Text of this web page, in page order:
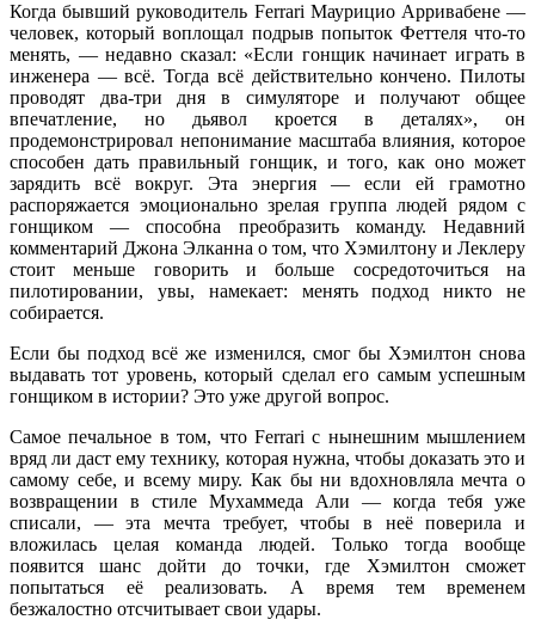
Когда бывший руководитель Ferrari Маурицио Арривабене —
человек, который воплощал подрыв попыток Феттеля что-то
менять, — недавно сказал: «Если гонщик начинает играть в
инженера — всё. Тогда всё действительно кончено. Пилоты
проводят два-три дня в симуляторе и получают общее
впечатление, но дьявол кроется в деталях», он
продемонстрировал непонимание масштаба влияния, которое
способен дать правильный гонщик, и того, как оно может
зарядить всё вокруг. Эта энергия — если ей грамотно
распоряжается эмоционально зрелая группа людей рядом с
гонщиком — способна преобразить команду. Недавний
комментарий Джона Элканна о том, что Хэмилтону и Леклеру
стоит меньше говорить и больше сосредоточиться на
пилотировании, увы, намекает: менять подход никто не
собирается.
Если бы подход всё же изменился, смог бы Хэмилтон снова
выдавать тот уровень, который сделал его самым успешным
гонщиком в истории? Это уже другой вопрос.
Самое печальное в том, что Ferrari с нынешним мышлением
вряд ли даст ему технику, которая нужна, чтобы доказать это и
самому себе, и всему миру. Как бы ни вдохновляла мечта о
возвращении в стиле Мухаммеда Али — когда тебя уже
списали, — эта мечта требует, чтобы в неё поверила и
вложилась целая команда людей. Только тогда вообще
появится шанс дойти до точки, где Хэмилтон сможет
попытаться её реализовать. А время тем временем
безжалостно отсчитывает свои удары.